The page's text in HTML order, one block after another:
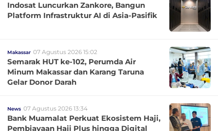
Indosat Luncurkan Zankore, Bangun
Platform Infrastruktur AI di Asia-Pasifik
Makassar 07 Agustus 2026 15:02
Semarak HUT ke-102, Perumda Air
Minum Makassar dan Karang Taruna
Gelar Donor Darah
News 07 Agustus 2026 13:34
Bank Muamalat Perkuat Ekosistem Haji,
Pembiayaan Haji Plus hingga Digital